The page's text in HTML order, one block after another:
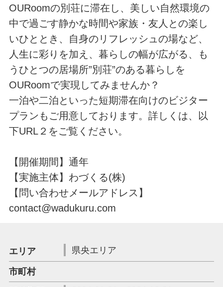
OURoomの別荘に滞在し、美しい自然環境の
中で過ごす静かな時間や家族・友人との楽し
いひととき、自身のリフレッシュの場など、
人生に彩りを加え、暮らしの幅が広がる、も
うひとつの居場所”別荘”のある暮らしを
OURoomで実現してみませんか？
一泊や二泊といった短期滞在向けのビジター
プランもご用意しております。詳しくは、以
下URL２をご覧ください。
【開催期間】通年
【実施主体】わづくる(株)
【問い合わせメールアドレス】
contact@wadukuru.com
エリア 県央エリア
市町村